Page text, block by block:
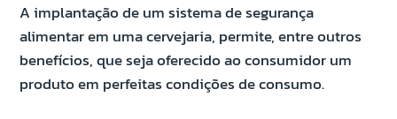
A implantação de um sistema de segurança
alimentar em uma cervejaria, permite, entre outros
benefícios, que seja oferecido ao consumidor um
produto em perfeitas condições de consumo.